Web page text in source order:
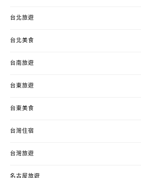
台北旅遊
台北美食
台南旅遊
台東旅遊
台東美食
台灣住宿
台灣旅遊